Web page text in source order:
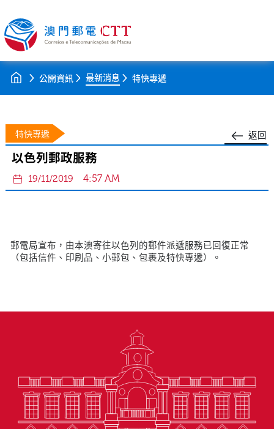
公開資訊 最新消息 特快專遞
返回
特快專遞
以色列郵政服務
19/11/2019 4:57 AM
郵電局宣布，由本澳寄往以色列的郵件派遞服務已回復正常
（包括信件、印刷品、小郵包、包裹及特快專遞）。